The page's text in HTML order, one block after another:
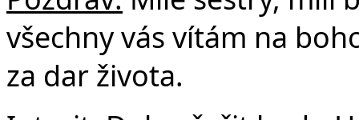
všechny vás vítám na
za dar života.